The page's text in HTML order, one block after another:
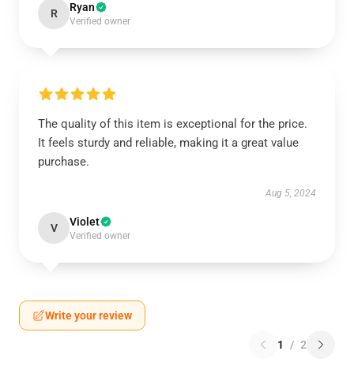
R Ryan
Verified owner
The quality of this item is exceptional for the price.
It feels sturdy and reliable, making it a great value
purchase.
Aug 5, 2024
V Violet
Verified owner
Write your review
1 / 2